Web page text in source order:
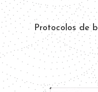
Protocolos de